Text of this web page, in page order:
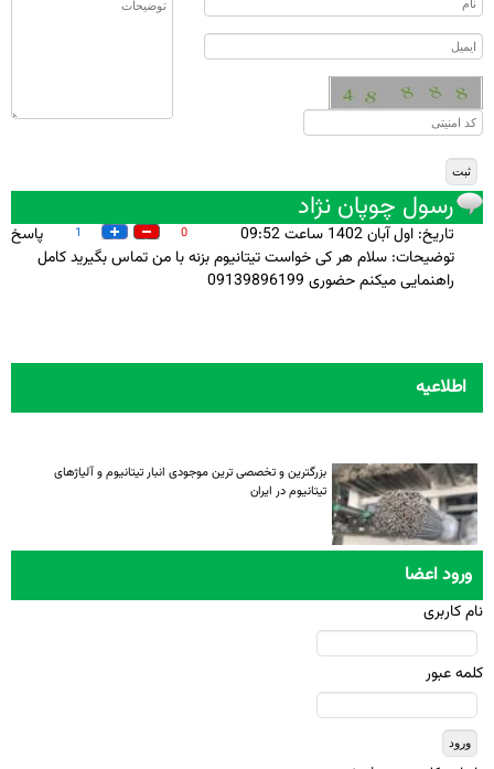
رسول چوپان نژاد
تاريخ: اول آبان 1402 ساعت 09:52 پاسخ 1 0
توضيحات: سلام هر کی خواست تیتانیوم بزنه با من تماس بگیرید کامل
راهنمایی میکنم حضوری 09139896199
اطلاعیه
تیتانیوم در ایران
ورود اعضا
نام کاربری
کلمه عبور